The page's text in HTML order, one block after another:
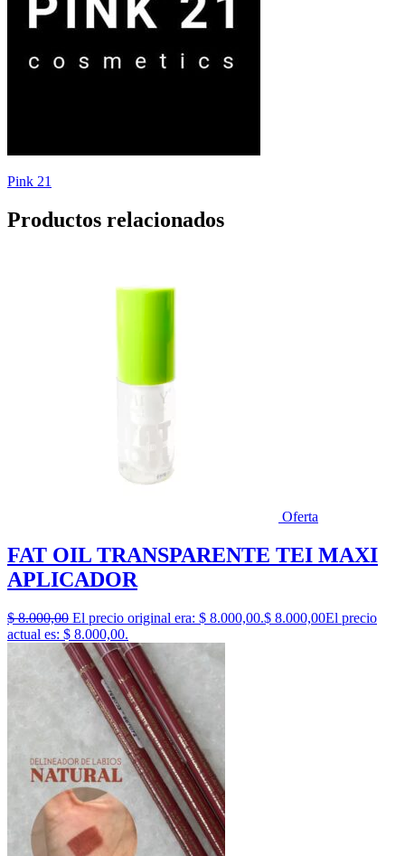
Pink 21
Productos relacionados
Oferta
FAT OIL TRANSPARENTE TEI MAXI
APLICADOR
$8.000,00 El precio original era: $ 8.000,00.$ 8.000,00El precio
actual es: $ 8.000,00.